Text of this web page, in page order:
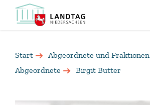
Start
Abgeordnete und Fraktionen
Abgeordnete
Birgit Butter